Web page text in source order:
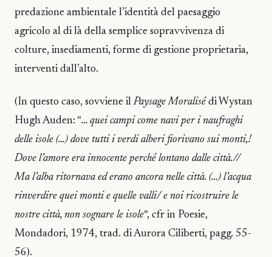
predazione ambientale l’identità del paesaggio
agricolo al di là della semplice sopravvivenza di
colture, insediamenti, forme di gestione proprietaria,
interventi dall’alto.
(In questo caso, sovviene ilPaysage Moralisé di Wystan
Hugh Auden: “… quei campi come navi per i naufraghi
delle isole (…) dove tutti i verdi alberi fiorivano sui monti,!
Dove l’amore era innocente perché lontano dalle città.//
Ma l’alba ritornava ed erano ancora nelle città. (…) l’acqua
rinverdire quei monti e quelle valli/ e noi ricostruire le
nostre città, non sognare le isole“, cfr in Poesie,
Mondadori, 1974, trad. di Aurora Ciliberti, pagg. 55-
56).